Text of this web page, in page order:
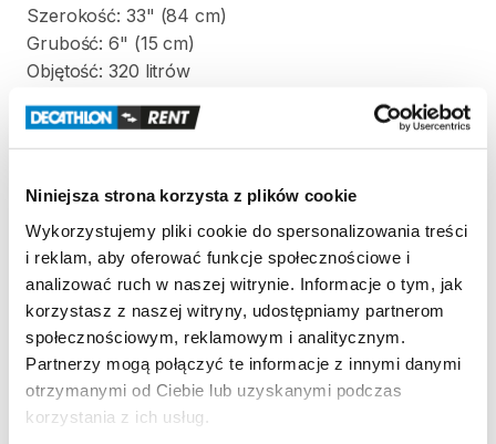
Niniejsza strona korzysta z plików cookie
Wykorzystujemy pliki cookie do spersonalizowania treści
i reklam, aby oferować funkcje społecznościowe i
analizować ruch w naszej witrynie. Informacje o tym, jak
korzystasz z naszej witryny, udostępniamy partnerom
społecznościowym, reklamowym i analitycznym.
Partnerzy mogą połączyć te informacje z innymi danymi
otrzymanymi od Ciebie lub uzyskanymi podczas
korzystania z ich usług.
Szerokość: 33" (84 cm)
Grubość: 6" (15 cm)
Objętość: 320 litrów
Torba zawierająca złożony SUP:
Szerokość:
Grubość: 27 cm
Zestaw zawiera:
- deskę SUP
- pagaj
- pompkę
- leash
stateczniki